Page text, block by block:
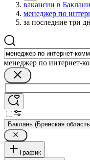
вакансии в
менеджер по
за последние три
менеджер по интернет-
Баклань (Брянская
График